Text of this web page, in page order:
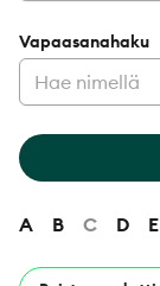
Vapaasanahaku
A B C D E